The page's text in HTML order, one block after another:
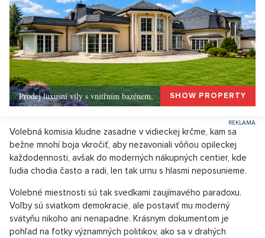
Prodej luxusní vily s vnitřním bazénem, SHOW PROPERTY
Volebná komisia kludne zasadne v vidieckej krčme, kam sa
bežne mnohí boja vkročiť, aby nezavoniali vôňou opileckej
každodennosti, avšak do moderných nákupných centier, kde
ľudia chodia často a radi, len tak urnu s hlasmi neposunieme.
Volebné miestnosti sú tak svedkami zaujímavého paradoxu.
Voľby sú sviatkom demokracie, ale postaviť mu moderný
svätyňu nikoho ani nenapadne. Krásnym dokumentom je
pohľad na fotky významných politikov, ako sa v drahých